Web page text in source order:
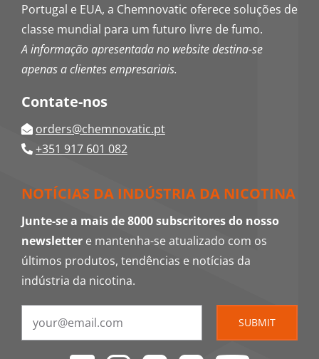
Portugal e EUA, a Chemnovatic oferece soluções de
classe mundial para um futuro livre de fumo.
A informação apresentada no website destina-se
apenas a clientes empresariais.
Contate-nos
orders@chemnovatic.pt
+351 917 601 082
NOTÍCIAS DA INDÚSTRIA DA NICOTINA
Junte-se a mais de 8000 subscritores do nosso
newslettere mantenha-se atualizado com os
últimos produtos, tendências e notícias da
indústria da nicotina.
SUBMIT